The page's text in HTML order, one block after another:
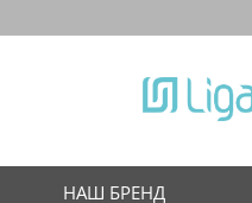
НАШ БРЕНД